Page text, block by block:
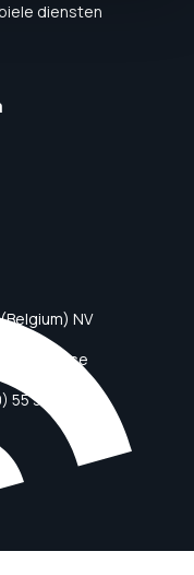
diensten
NV
Ronse
55 33 55 55